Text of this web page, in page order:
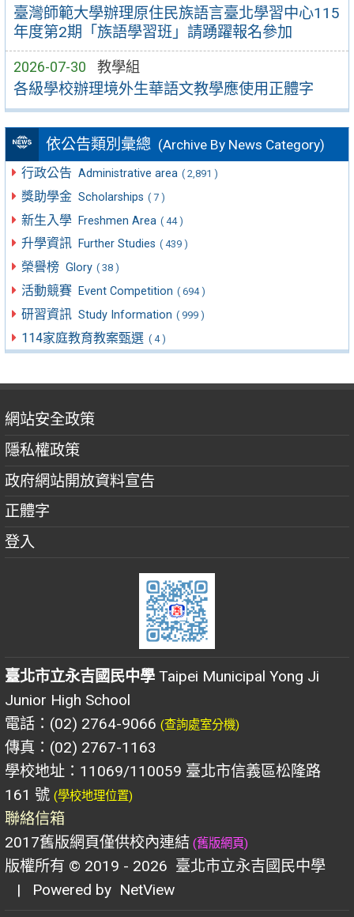
臺灣師範大學辦理原住民族語言臺北學習中心115
年度第2期「族語學習班」請踴躍報名參加
2026-07-30 教學組
各級學校辦理境外生華語文教學應使用正體字
依公告類別彙總 (Archive By News Category)
行政公告 Administrative area ( 2,891 )
獎助學金 Scholarships ( 7 )
新生入學 Freshmen Area ( 44 )
升學資訊 Further Studies ( 439 )
榮譽榜 Glory ( 38 )
活動競賽 Event Competition ( 694 )
研習資訊 Study Information ( 999 )
114家庭教育教案甄選 ( 4 )
網站安全政策
隱私權政策
政府網站開放資料宣告
正體字
登入
臺北市立永吉國民中學 Taipei Municipal Yong Ji
Junior High School
電話：(02) 2764-9066 (查詢處室分機)
傳真：(02) 2767-1163
學校地址：11069/110059 臺北市信義區松隆路
161 號 (學校地理位置)
聯絡信箱
2017舊版網頁僅供校內連結 (舊版網頁)
版權所有 © 2019 - 2026 臺北市立永吉國民中學
| Powered by NetView